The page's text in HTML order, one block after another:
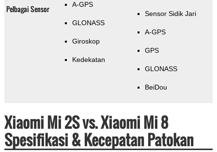
Pelbagai Sensor A-GPS
GLONASS
Giroskop
Kedekatan
Sensor Sidik Jari
A-GPS
GPS
GLONASS
BeiDou
Xiaomi Mi 2S vs. Xiaomi Mi 8
Spesifikasi & Kecepatan Patokan